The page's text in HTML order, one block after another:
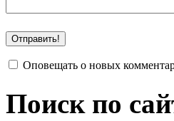
Оповещать о новых
Поиск по